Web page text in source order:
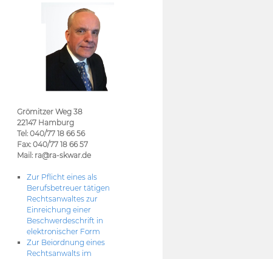
Grömitzer Weg 38
22147 Hamburg
Tel: 040/77 18 66 56
Fax: 040/77 18 66 57
Mail: ra@ra-skwar.de
Zur Pflicht eines als
Berufsbetreuer tätigen
Rechtsanwaltes zur
Einreichung einer
Beschwerdeschrift in
elektronischer Form
Zur Beiordnung eines
Rechtsanwalts im